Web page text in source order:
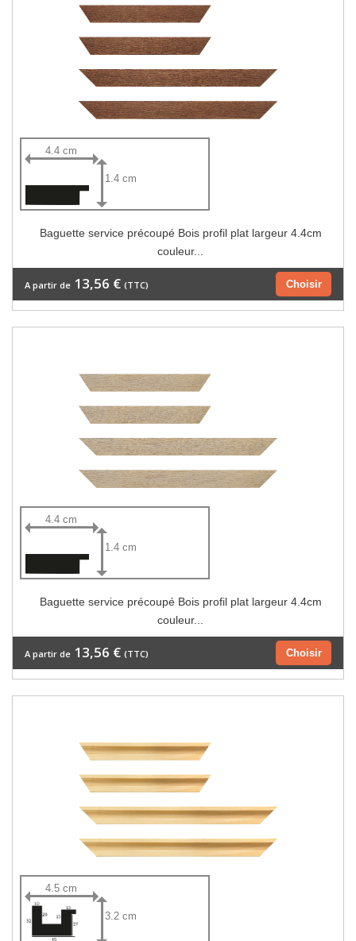
4.4 cm
1.4 cm
Baguette service précoupé Bois profil plat largeur 4.4cm
couleur...
Choisir
A partir de 13,56 € (TTC)
4.4 cm
1.4 cm
Baguette service précoupé Bois profil plat largeur 4.4cm
couleur...
Choisir
A partir de 13,56 € (TTC)
4.5 cm
3.2 cm